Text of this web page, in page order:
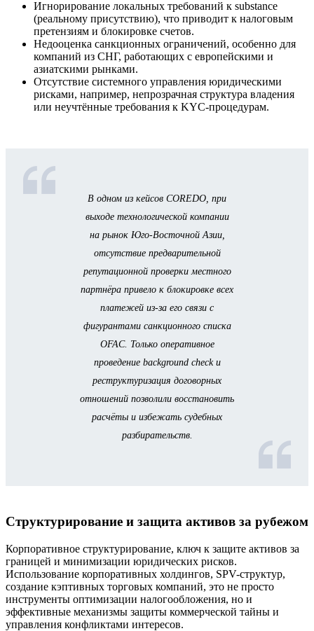
Игнорирование локальных требований к substance
(реальному присутствию), что приводит к налоговым
претензиям и блокировке счетов.
Недооценка санкционных ограничений, особенно для
компаний из СНГ, работающих с европейскими и
азиатскими рынками.
Отсутствие системного управления юридическими
рисками, например, непрозрачная структура владения
или неучтённые требования к KYC-процедурам.
В одном из кейсов COREDO, при
выходе технологической компании
на рынок Юго-Восточной Азии,
отсутствие предварительной
репутационной проверки местного
партнёра привело к блокировке всех
платежей из-за его связи с
фигурантами санкционного списка
OFAC. Только оперативное
проведение background check и
реструктуризация договорных
отношений позволили восстановить
расчёты и избежать судебных
разбирательств.
Структурирование и защита активов за рубежом
Корпоративное структурирование, ключ к защите активов за
границей и минимизации юридических рисков.
Использование корпоративных холдингов, SPV-структур,
создание кэптивных торговых компаний, это не просто
инструменты оптимизации налогообложения, но и
эффективные механизмы защиты коммерческой тайны и
управления конфликтами интересов.